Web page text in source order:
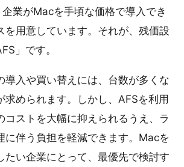
業がMacを手頃な価格で導入でき
を用意しています。それが、残価設
」です。
導入や買い替えには、台数が多くな
求められます。しかし、AFSを利用
コストを大幅に抑えられるうえ、ラ
に伴う負担を軽減できます。Macを
たい企業にとって、最優先で検討す